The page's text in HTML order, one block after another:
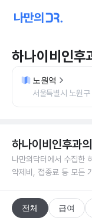
하나이비인후
노원역
서울특별시 노원
하나이비인후과
나만의닥터에서 수집한
약제비, 접종료 등 모든
전체 급여